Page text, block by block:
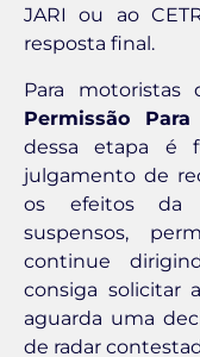
JARI ou ao
resposta final.
Para
Permissão
dessa etapa é
julgamento de
os efeitos da
suspensos,
continue
consiga solicitar
aguarda uma
de radar